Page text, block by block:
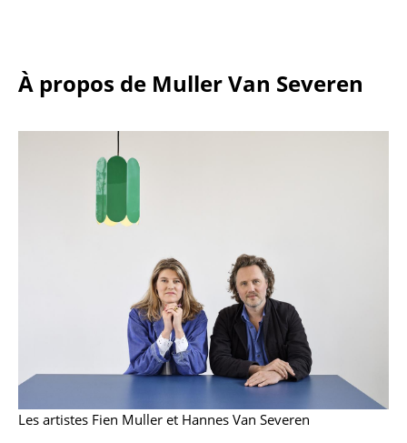
Rangements
Étagères & Armoires
Bibliothèques
Étagères murales
Caissons roulants et Meubles d’appoint
Meubles de bar
Petits rangements
À propos de Muller Van Severen
Les artistes Fien Muller et Hannes Van Severen